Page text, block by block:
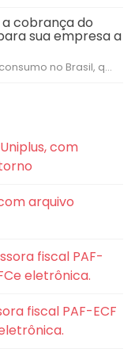
cobrança do
sua empresa a
no Brasil, q...
com
arquivo
fiscal PAF-
eletrônica.
fiscal PAF-ECF